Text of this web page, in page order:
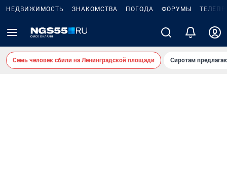
НЕДВИЖИМОСТЬ ЗНАКОМСТВА ПОГОДА ФОРУМЫ
Семь человек сбили на Ленинградской площади Сиротам